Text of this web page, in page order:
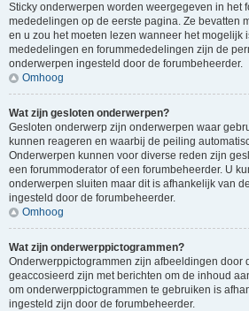
Sticky onderwerpen worden weergegeven in het
mededelingen op de eerste pagina. Ze bevatten
en u zou het moeten lezen wanneer het mogelijk
mededelingen en forummededelingen zijn de
onderwerpen ingesteld door de forumbeheerder.
Omhoog
Wat zijn gesloten onderwerpen?
Gesloten onderwerp zijn onderwerpen waar
kunnen reageren en waarbij de peiling
Onderwerpen kunnen voor diverse reden zijn
een forummoderator of een forumbeheerder. U
onderwerpen sluiten maar dit is afhankelijk van
ingesteld door de forumbeheerder.
Omhoog
Wat zijn onderwerppictogrammen?
Onderwerppictogrammen zijn afbeeldingen door
geaccosieerd zijn met berichten om de inhoud
om onderwerppictogrammen te gebruiken is
ingesteld zijn door de forumbeheerder.